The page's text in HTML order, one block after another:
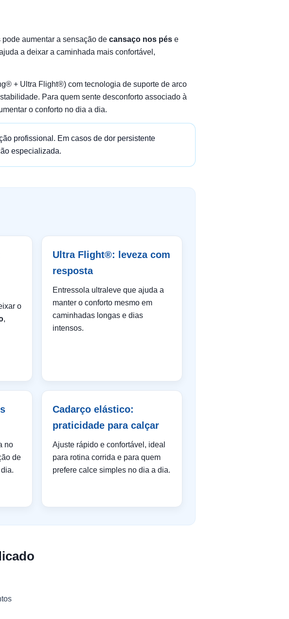
aumentar a sensação de cansaço nos pés e
a deixar a caminhada mais confortável,
+ Ultra Flight®) com tecnologia de suporte de arco
Para quem sente desconforto associado à
o conforto no dia a dia.
profissional. Em casos de dor persistente
especializada.
o
,
Ultra Flight®: leveza com
resposta
Entressola ultraleve que ajuda a
manter o conforto mesmo em
caminhadas longas e dias
intensos.
no
de
Cadarço elástico:
praticidade para calçar
Ajuste rápido e confortável, ideal
para rotina corrida e para quem
prefere calce simples no dia a dia.